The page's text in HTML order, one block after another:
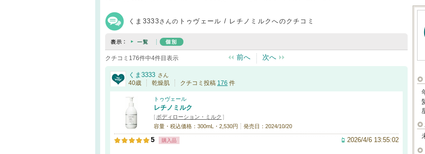
くま3333さんの トゥヴェール / レチノミルクへのクチコミ
クチコミ176件中4件目表示 前へ 次へ
くま3333 さん
40歳 乾燥肌 クチコミ投稿 176 件
トゥヴェール
レチノミルク
[ ボディローション・ミルク ]
容量・税込価格：300mL・2,530円
発売日：2024/10/20
5 購入品 2026/4/6 13:55:02